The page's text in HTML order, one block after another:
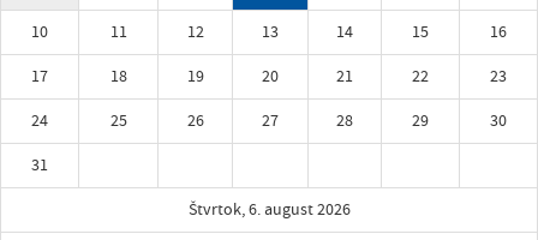
10
11 12 13 14 15
16
17
18 19 20 21 22
23
24
25 26 27 28 29
30
31
Štvrtok, 6. august 2026